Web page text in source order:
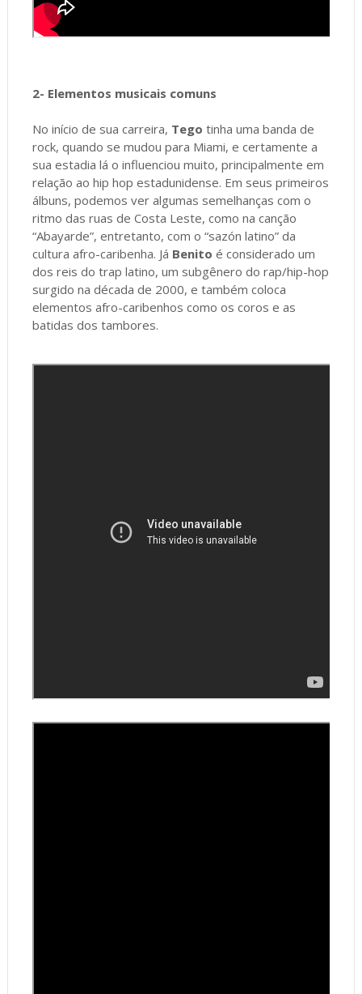
2- Elementos musicais comuns
No início de sua carreira, Tego tinha uma banda de
rock, quando se mudou para Miami, e certamente a
sua estadia lá o influenciou muito, principalmente em
relação ao hip hop estadunidense. Em seus primeiros
álbuns, podemos ver algumas semelhanças com o
ritmo das ruas de Costa Leste, como na canção
“Abayarde”, entretanto, com o “sazón latino” da
cultura afro-caribenha. Já Benito é considerado um
dos reis do trap latino, um subgênero do rap/hip-hop
surgido na década de 2000, e também coloca
elementos afro-caribenhos como os coros e as
batidas dos tambores.